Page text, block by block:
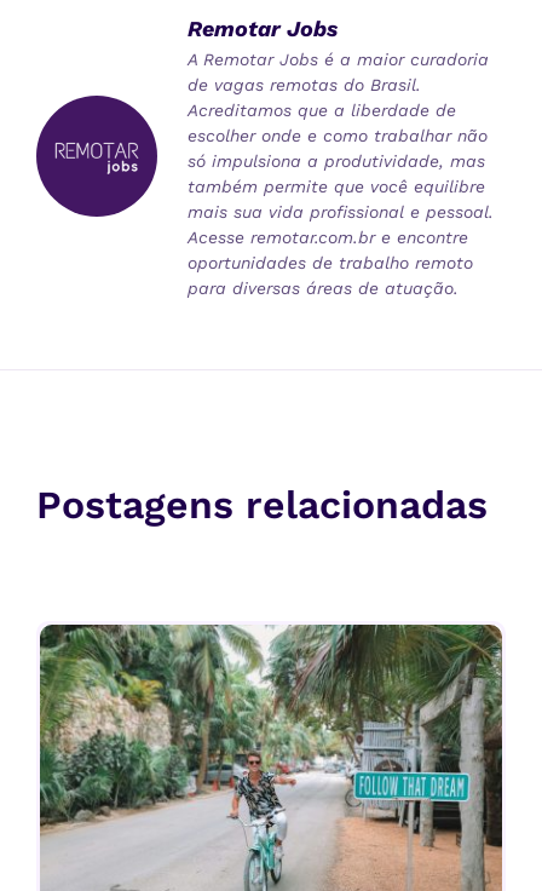
Remotar Jobs
A Remotar Jobs é a maior curadoria
de vagas remotas do Brasil.
Acreditamos que a liberdade de
escolher onde e como trabalhar não
só impulsiona a produtividade, mas
também permite que você equilibre
mais sua vida profissional e pessoal.
Acesse remotar.com.br e encontre
oportunidades de trabalho remoto
para diversas áreas de atuação.
Postagens relacionadas